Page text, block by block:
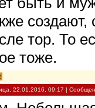
тор. То
тоже.
22.01.2016, 09:17 |